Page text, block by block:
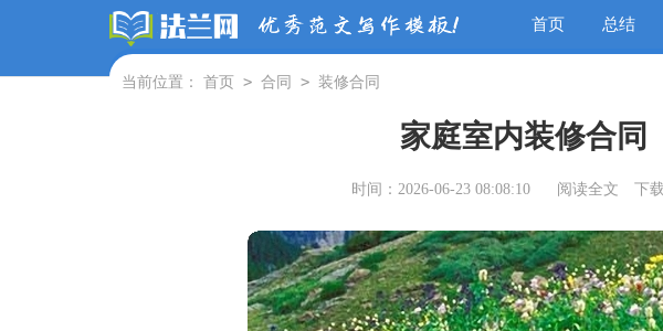
首页 总结
当前位置： 首页 > 合同 > 装修合同
家庭室内装修合同
时间：2026-06-23 08:08:10 阅读全文 下